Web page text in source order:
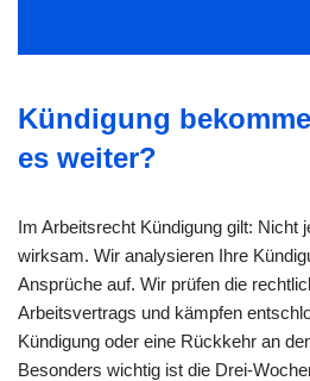
Kündigung
es weiter?
Im Arbeitsrecht Kündigung gilt: Nicht
wirksam. Wir analysieren Ihre
Ansprüche auf. Wir prüfen die
Arbeitsvertrags und kämpfen
Kündigung oder eine Rückkehr an
Besonders wichtig ist die Drei-